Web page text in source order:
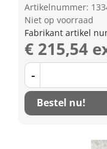
Artikelnummer:
Niet op voorraad
Fabrikant artikel
€ 215,54
-
Bestel nu!